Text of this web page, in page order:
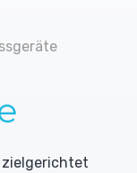
zielgerichtet